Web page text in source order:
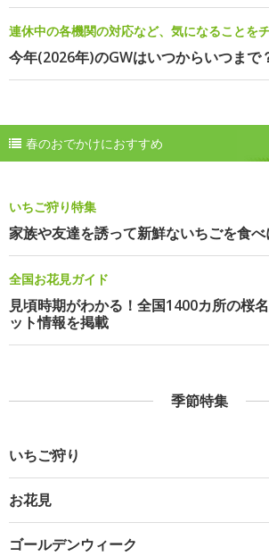
連休中の各機関の対応など、気になることを
今年(2026年)のGWはいつからいつまで
春のおでかけにおすすめ
いちご狩り特集
家族や友達を誘って新鮮ないちごを食べ
全国お花見ガイド
見頃時期がわかる！全国1400カ所の桜
ット情報を掲載
季節特集
いちご狩り
お花見
ゴールデンウィーク